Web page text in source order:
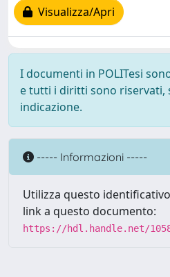
Visualizza/Apri
I documenti in POLITesi
e tutti i diritti sono riservati,
indicazione.
----- Informazioni -----
Utilizza questo
link a questo documento:
https://hdl.handle.net/